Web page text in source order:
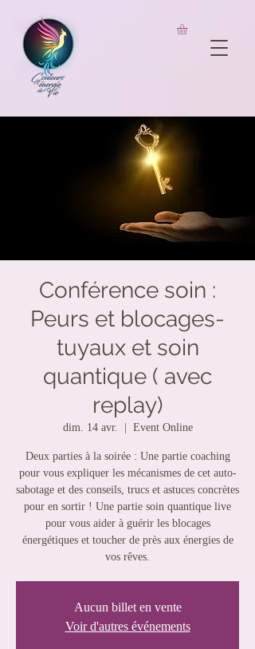
Conférence soin :
Peurs et blocages-
tuyaux et soin
quantique ( avec
replay)
dim. 14 avr. Event Online
Deux parties à la soirée : Une partie coaching
pour vous expliquer les mécanismes de cet auto-
sabotage et des conseils, trucs et astuces concrètes
pour en sortir ! Une partie soin quantique live
pour vous aider à guérir les blocages
énergétiques et toucher de près aux énergies de
vos rêves.
Aucun billet en vente
Voir d'autres événements